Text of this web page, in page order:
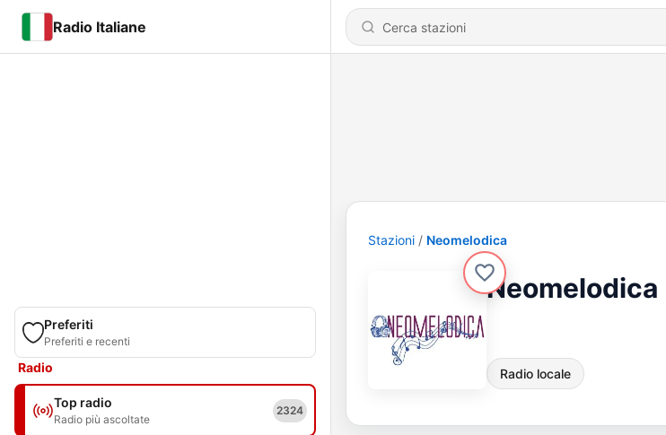
Radio Italiane
Preferiti
Preferiti e recenti
Radio
Top radio
Radio più ascoltate
2324
Stazioni Neomelodica
Neomelodica
Radio locale